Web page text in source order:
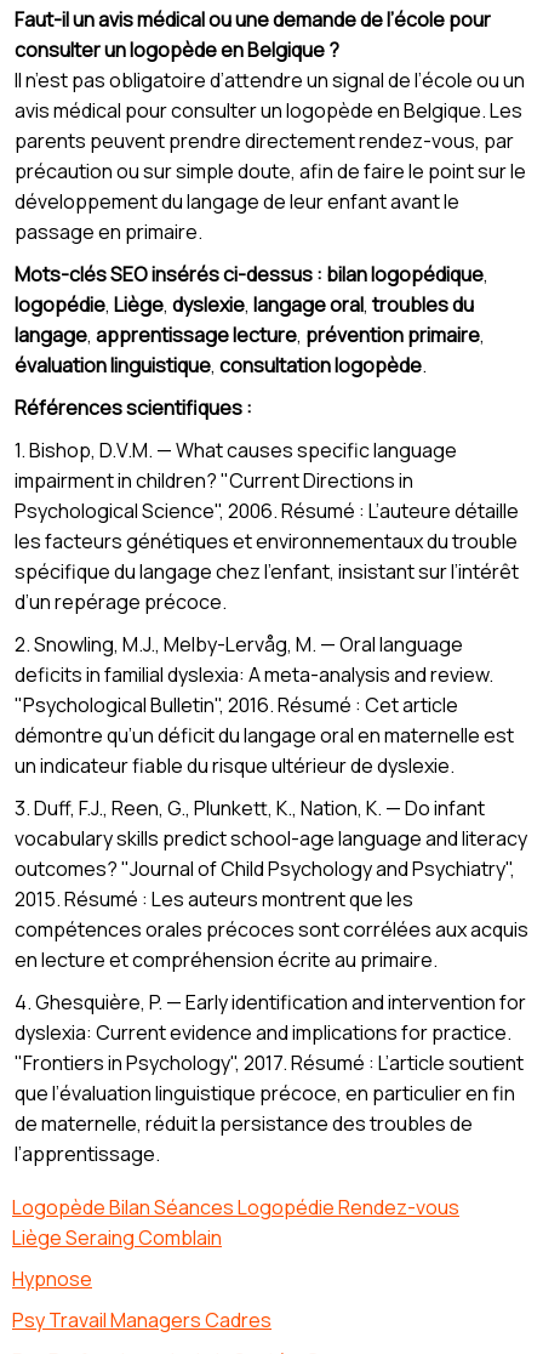
Faut-il un avis médical ou une demande de l’école pour
consulter un logopède en Belgique ?
Il n’est pas obligatoire d’attendre un signal de l’école ou un
avis médical pour consulter un logopède en Belgique. Les
parents peuvent prendre directement rendez-vous, par
précaution ou sur simple doute, afin de faire le point sur le
développement du langage de leur enfant avant le
passage en primaire.
Mots-clés SEO insérés ci-dessus : bilan logopédique,
logopédie, Liège, dyslexie, langage oral,troubles du
langage, apprentissage lecture, prévention primaire,
évaluation linguistique, consultation logopède.
Références scientifiques :
1. Bishop, D.V.M. — What causes specific language
impairment in children? "Current Directions in
Psychological Science", 2006. Résumé : L’auteure détaille
les facteurs génétiques et environnementaux du trouble
spécifique du langage chez l’enfant, insistant sur l’intérêt
d’un repérage précoce.
2. Snowling, M.J., Melby-Lervåg, M. — Oral language
deficits in familial dyslexia: A meta-analysis and review.
"Psychological Bulletin", 2016. Résumé : Cet article
démontre qu’un déficit du langage oral en maternelle est
un indicateur fiable du risque ultérieur de dyslexie.
3. Duff, F.J., Reen, G., Plunkett, K., Nation, K. — Do infant
vocabulary skills predict school-age language and literacy
outcomes? "Journal of Child Psychology and Psychiatry",
2015. Résumé : Les auteurs montrent que les
compétences orales précoces sont corrélées aux acquis
en lecture et compréhension écrite au primaire.
4. Ghesquière, P. — Early identification and intervention for
dyslexia: Current evidence and implications for practice.
"Frontiers in Psychology", 2017. Résumé : L’article soutient
que l’évaluation linguistique précoce, en particulier en fin
de maternelle, réduit la persistance des troubles de
l’apprentissage.
Logopède Bilan Séances Logopédie Rendez-vous
Liège Seraing Comblain
Hypnose
Psy Travail Managers Cadres